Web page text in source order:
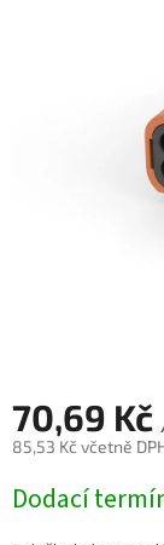
70,69 Kč
85,53 Kč včetně
cena:
Dodací